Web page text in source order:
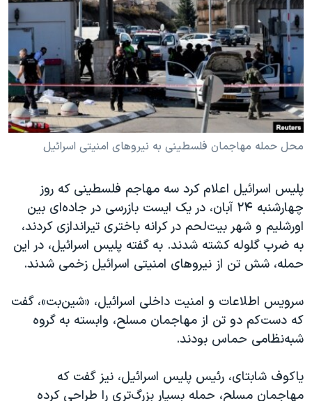
فرهنگ و زندگی
حقوق شهروندی
اقتصادی
علم و فناوری
اسرائیل در جنگ
مستندها
انتخابات ریاست جمهوری آمریکا ۲۰۲۴
حمله جمهوری اسلامی به اسرائیل
رمز مهسا
ورزش زنان در ایران
اعتراضات زن، زندگی، آزادی
تریبونال مردمی آبان ۹۸
دادگاه حمید نوری
چهل سال گروگان‌گیری
قانون شفافیت دارائی کادر رهبری ایران
اسرائیل در جنگ
نرگس محمدی برنده جایزه نوبل صلح
صفحه‌های ویژه
دنبال کنید
زبانهای مختلف
محل حمله مهاجمان فلسطینی به نیروهای امنیتی اسرائیل
پلیس اسرائیل اعلام کرد سه مهاجم فلسطینی که روز
چهارشنبه ۲۴ آبان، در یک ایست بازرسی در جاده‌‍‌ای بین
اورشلیم و شهر بیت‌لحم در کرانه باختری تیراندازی کردند،
به ضرب گلوله کشته شدند. به گفته پلیس اسرائیل، در این
حمله، شش تن از نیروهای امنیتی اسرائیل زخمی شدند.
سرویس اطلاعات و امنیت داخلی اسرائیل، «شین‌بت»، گفت
که دست‌کم دو تن از مهاجمان مسلح، وابسته به گروه
شبه‌نظامی حماس بودند.
یاکوف شابتای، رئیس پلیس اسرائیل، نیز گفت که
مهاجمان مسلح، حمله بسیار بزرگ‌تری را طراحی کرده